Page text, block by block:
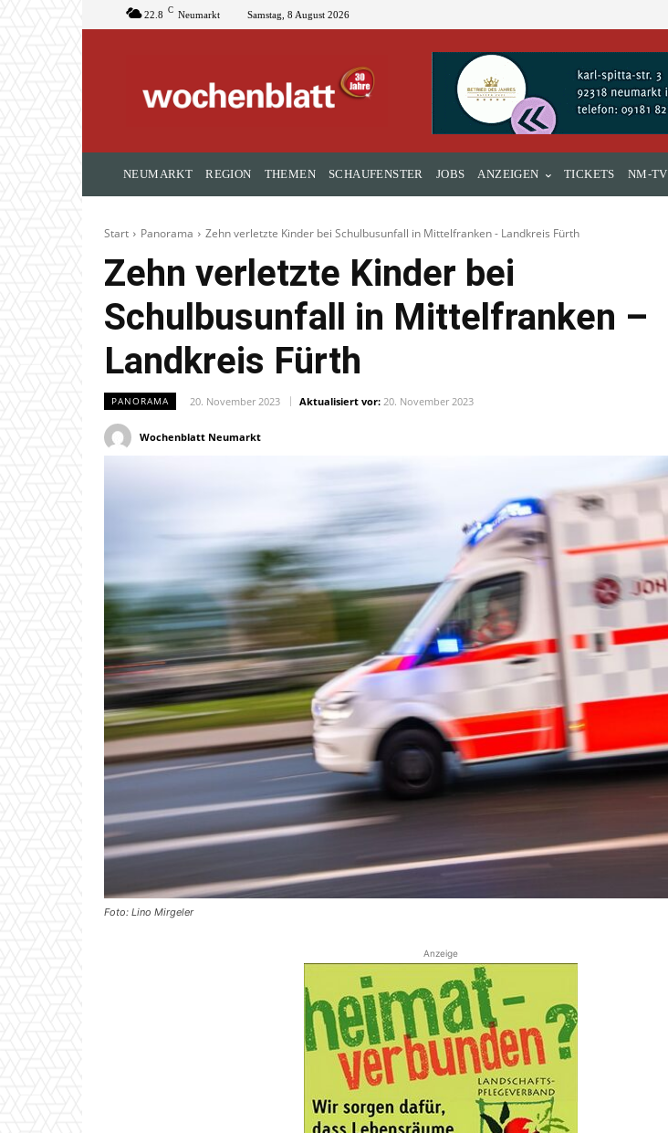
22.8 C Neumarkt Samstag, 8 August 2026
NEUMARKT REGION THEMEN SCHAUFENSTER JOBS ANZEIGEN TICKETS NM-TV
Start Panorama Zehn verletzte Kinder bei Schulbusunfall in Mittelfranken - Landkreis Fürth
Zehn verletzte Kinder bei
Schulbusunfall in Mittelfranken –
Landkreis Fürth
PANORAMA 20. November 2023 Aktualisiert vor: 20. November 2023
Wochenblatt Neumarkt
Foto: Lino Mirgeler
Anzeige